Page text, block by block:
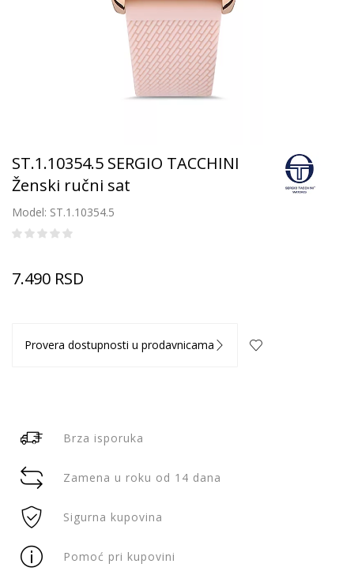
ST.1.10354.5 SERGIO TACCHINI
Ženski ručni sat
Model: ST.1.10354.5
7.490 RSD
Provera dostupnosti u prodavnicama
Brza isporuka
Zamena u roku od 14 dana
Sigurna kupovina
Pomoć pri kupovini